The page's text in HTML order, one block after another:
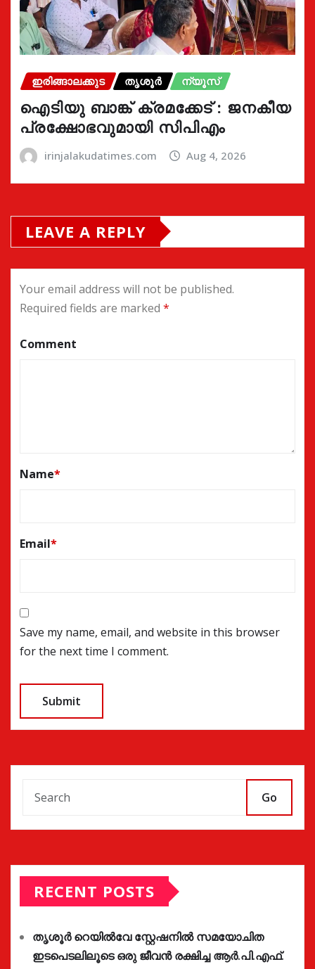
ഇരിങ്ങാലക്കുട തൃശൂർ ന്യൂസ്
ഐടിയു ബാങ്ക് ക്രമക്കേട് : ജനകീയ
പ്രക്ഷോഭവുമായി സിപിഎം
irinjalakudatimes.com Aug 4, 2026
LEAVE A REPLY
Your email address will not be published.
Required fields are marked *
Comment
Name*
Email*
Save my name, email, and website in this browser
for the next time I comment.
Go
RECENT POSTS
തൃശൂർ റെയിൽവേ സ്റ്റേഷനിൽ സമയോചിത
ഇടപെടലിലൂടെ ഒരു ജീവൻ രക്ഷിച്ച ആർ.പി.എഫ്.